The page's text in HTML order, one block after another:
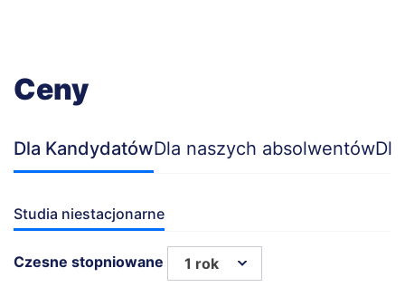
Ceny
Dla KandydatówDla naszych absolwentów
Studia niestacjonarne
Czesne stopniowane 1 rok